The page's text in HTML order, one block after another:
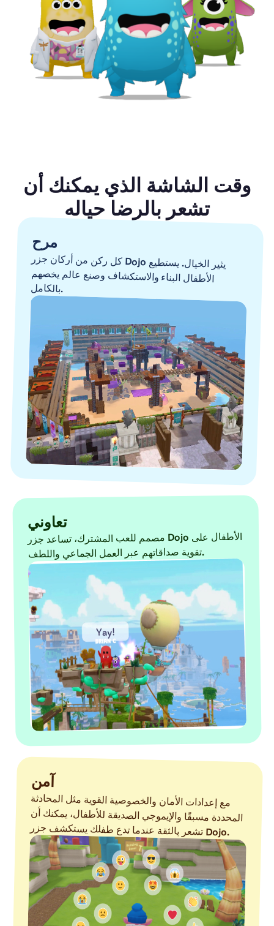
وقت الشاشة الذي يمكنك أن
تشعر بالرضا حياله
مرح
كل ركن من أركان جزر Dojo
يثير الخيال. يستطيع
الأطفال البناء والاستكشاف وصنع عالم يخصهم
بالكامل.
تعاوني
مصمم للعب المشترك، تساعد جزر
Dojo الأطفال على
تقوية صداقاتهم عبر العمل الجماعي واللطف
.
آمن
مع إعدادات الأمان والخصوصية القوية مثل المحادثة
المحددة مسبقًا والإيموجي الصديقة للأطفال، يمكنك أن
تشعر بالثقة عندما تدع طفلك يستكشف جزر Dojo.